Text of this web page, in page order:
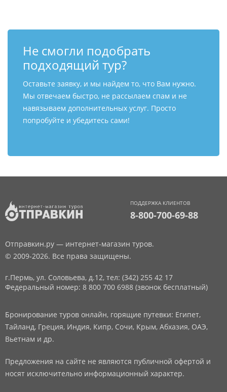
Не смогли подобрать
подходящий тур?
Оставьте заявку, и мы найдем то, что Вам нужно.
Мы отвечаем быстро, не рассылаем спам и не
навязываем дополнительных услуг. Просто
попробуйте и убедитесь сами!
ПОДДЕРЖКА КЛИЕНТОВ
8-800-700-69-88
Отправкин.ру — интернет-магазин туров.
© 2009-2026. Все права защищены.
г.Пермь, ул. Соловьева, д.12, тел: (342) 255 42 17
Федеральный номер: 8 800 700 6988 (звонок бесплатный)
Бронирование туров онлайн, горящие путевки: Египет,
Тайланд, Греция, Индия, Кипр, Сочи, Крым, Абхазия, ОАЭ,
Вьетнам и др.
Предложения на сайте не являются публичной офертой и
носят исключительно информационный характер.